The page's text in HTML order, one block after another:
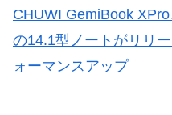
CHUWI GemiBook
の14.1型ノートがリリ
ォーマンスアップ